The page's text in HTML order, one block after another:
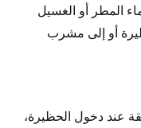
المطر أو الغسيل
أو إلى مشرب
عند دخول الحظيرة،